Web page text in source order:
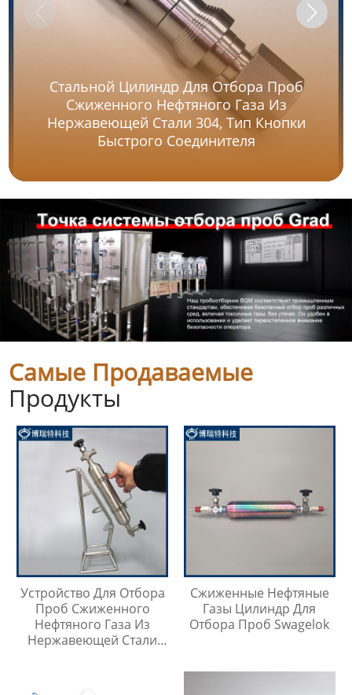
Стальной Цилиндр Для Отбора Проб
Сжиженного Нефтяного Газа Из
Нержавеющей Стали 304, Тип Кнопки
Быстрого Соединителя
Самые Продаваемые
Продукты
Устройство Для Отбора
Проб Сжиженного
Нефтяного Газа Из
Нержавеющей Стали
Сжиженные Нефтяные
Газы Цилиндр Для
Отбора Проб Swagelok